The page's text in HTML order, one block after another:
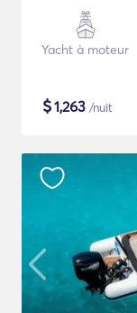
Yacht à moteur
$1,263 /nuit